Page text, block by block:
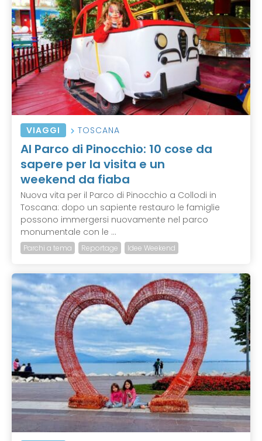
VIAGGI TOSCANA
Al Parco di Pinocchio: 10 cose da
sapere per la visita e un
weekend da fiaba
Nuova vita per il Parco di Pinocchio a Collodi in
Toscana: dopo un sapiente restauro le famiglie
possono immergersi nuovamente nel parco
monumentale con le ...
Parchi a tema Reportage Idee Weekend